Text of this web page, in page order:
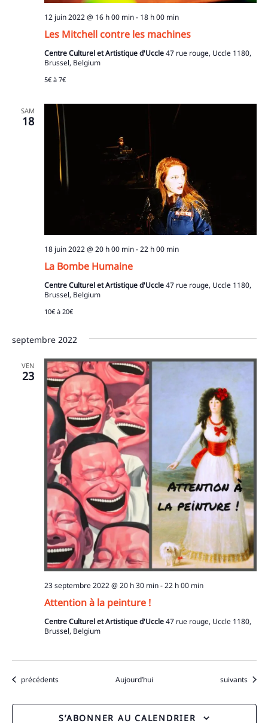
Les Mitchell contre les machines
12 juin 2022 @ 16 h 00 min- 18 h 00 min
Centre Culturel et Artistique d'Uccle47 rue rouge, Uccle 1180,
Brussel, Belgium
5€ à 7€
SAM
18
La Bombe Humaine
18 juin 2022 @ 20 h 00 min-22 h 00 min
Centre Culturel et Artistique d'Uccle47 rue rouge, Uccle 1180,
Brussel, Belgium
10€ à 20€
septembre 2022
VEN
23
Attention à la peinture !
23 septembre 2022 @ 20 h 30 min-22 h 00 min
Centre Culturel et Artistique d'Uccle47 rue rouge, Uccle 1180,
Brussel, Belgium
Évènements
précédents Aujourd’hui Évènements
suivants
S’ABONNER AU CALENDRIER